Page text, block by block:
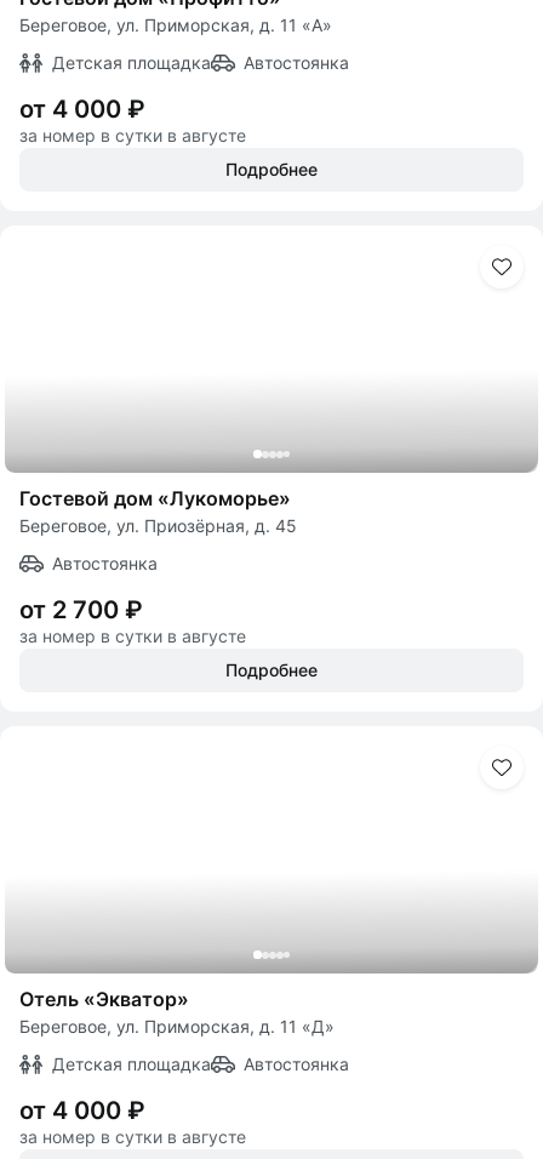
Береговое, ул. Приморская, д. 11 «А»
Детская площадка
Автостоянка
от 4 000 ₽
за номер в сутки в августе
Подробнее
Гостевой дом «Лукоморье»
Береговое, ул. Приозёрная, д. 45
Автостоянка
от 2 700 ₽
за номер в сутки в августе
Подробнее
Отель «Экватор»
Береговое, ул. Приморская, д. 11 «Д»
Детская площадка
Автостоянка
от 4 000 ₽
за номер в сутки в августе